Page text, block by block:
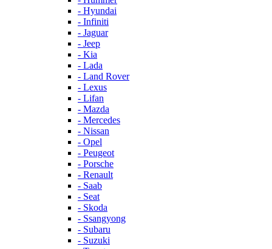
- Hyundai
- Infiniti
- Jaguar
- Jeep
- Kia
- Lada
- Land Rover
- Lexus
- Lifan
- Mazda
- Mercedes
- Nissan
- Opel
- Peugeot
- Porsche
- Renault
- Saab
- Seat
- Skoda
- Ssangyong
- Subaru
- Suzuki